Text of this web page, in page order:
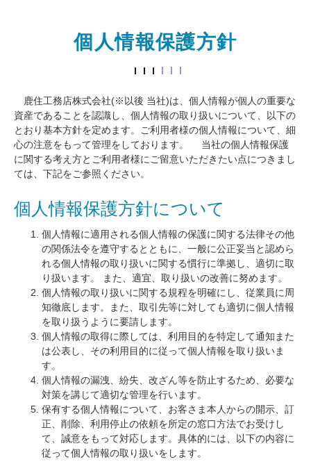
個人情報保護方針
鹿住工務店株式会社(※以後 当社)は、個人情報が個人の重要な
資産であることを認識し、個人情報の取り扱いについて、以下の
とおり基本方針を定めます。ご利用者様の個人情報について、細
心の注意をもって管理をしております。 当社の個人情報保護
に関する考え方とご利用者様にご留意いただきたい点につきまし
ては、下記をご参照ください。
個人情報保護方針について
個人情報に適用される個人情報の保護に関する法律その他
の関係法令を遵守するとともに、一般に公正妥当と認めら
れる個人情報の取り扱いに関する慣行に準拠し、適切に取
り扱います。 また、適宜、取り扱いの改善に努めます。
個人情報の取り扱いに関する規程を明確にし、従業員に周
知徹底します。また、取引先等に対しても適切に個人情報
を取り扱うように要請します。
個人情報の取得に際しては、利用目的を特定して通知また
は公表し、その利用目的に従って個人情報を取り扱いま
す。
個人情報の漏洩、紛失、改ざん等を防止するため、必要な
対策を講じて適切な管理を行います。
保有する個人情報について、お客さま本人からの開示、訂
正、削除、利用停止の依頼を所定の窓口方法でお受けし
て、誠意をもって対応します。具体的には、以下の内容に
従って個人情報の取り扱いをします。